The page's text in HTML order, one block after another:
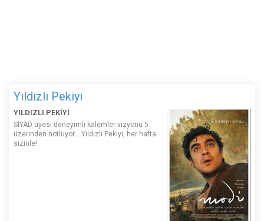
Yıldızlı Pekiyi
YILDIZLI PEKİYİ
SİYAD üyesi deneyimli kalemler vizyonu 5
üzerinden notluyor... Yıldızlı Pekiyi, her hafta
sizinle!